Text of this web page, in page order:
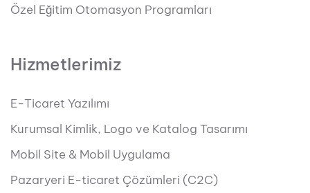
Özel Eğitim Otomasyon Programları
Hizmetlerimiz
E-Ticaret Yazılımı
Kurumsal Kimlik, Logo ve Katalog Tasarımı
Mobil Site & Mobil Uygulama
Pazaryeri E-ticaret Çözümleri (C2C)